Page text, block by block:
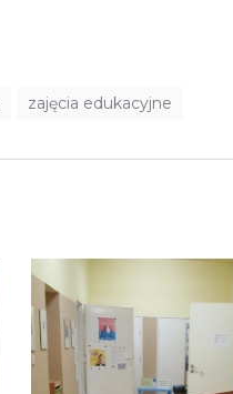
zajęcia edukacyjne